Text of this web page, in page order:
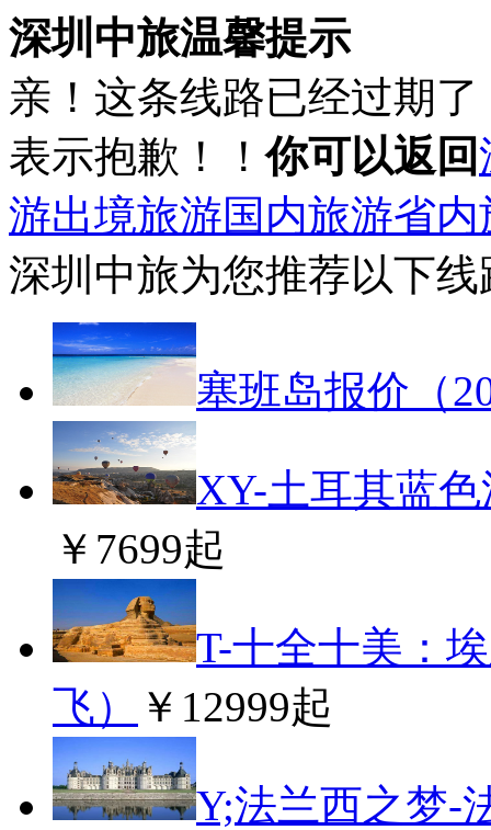
深圳中旅温馨提示
亲！这条线路已经过期
表示抱歉！！你可以返回
游出境旅游国内旅游省内
深圳中旅为您推荐以下线
塞班岛报价（
XY-土耳其蓝
￥7699起
T-十全十美：
飞）
￥12999起
Y;法兰西之梦-